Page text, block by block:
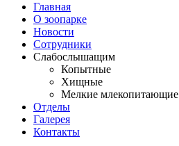
Главная
О зоопарке
Новости
Сотрудники
Слабослышащим
Копытные
Хищные
Мелкие млекопитающие
Отделы
Галерея
Контакты